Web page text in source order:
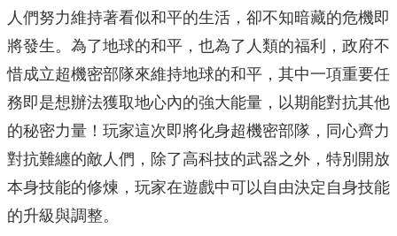
人們努力維持著看似和平的生活，卻不知暗藏的危機即
將發生。為了地球的和平，也為了人類的福利，政府不
惜成立超機密部隊來維持地球的和平，其中一項重要任
務即是想辦法獲取地心內的強大能量，以期能對抗其他
的秘密力量！玩家這次即將化身超機密部隊，同心齊力
對抗難纏的敵人們，除了高科技的武器之外，特別開放
本身技能的修煉，玩家在遊戲中可以自由決定自身技能
的升級與調整。